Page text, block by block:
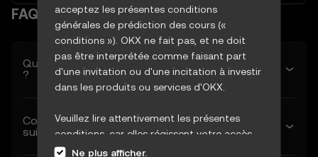
FAQ
Quel est le cours prévu de EthereumPoW demain
?
Combien vaudra EthereumPoW la semaine
suivante ?
acceptez les présentes conditions
générales de prédiction des cours («
conditions »). OKX ne fait pas, et ne doit
pas être interprétée comme faisant part
d'une invitation ou d'une incitation à investir
dans les produits ou services d'OKX.
Veuillez lire attentivement les présentes
conditions, car elles régissent votre accès
aux fonctions de prévision des cours et leur
Ne plus afficher.